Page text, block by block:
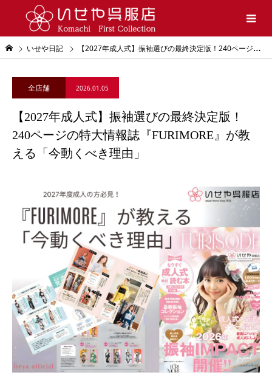
いせや日記 【2027年成人式】振袖選びの最終決定版！240ページの特大情報誌『FURIMORE』が教える「今動くべき理由」
全店舗 2026.01.05
【2027年成人式】振袖選びの最終決定版！
240ページの特大情報誌『FURIMORE』が教
える「今動くべき理由」